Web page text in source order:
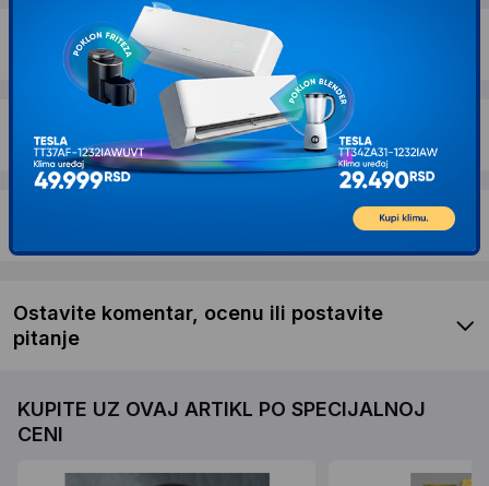
Dostava i povrat
Garancija
Ostavite komentar, ocenu ili postavite
pitanje
KUPITE UZ OVAJ ARTIKL PO SPECIJALNOJ
CENI